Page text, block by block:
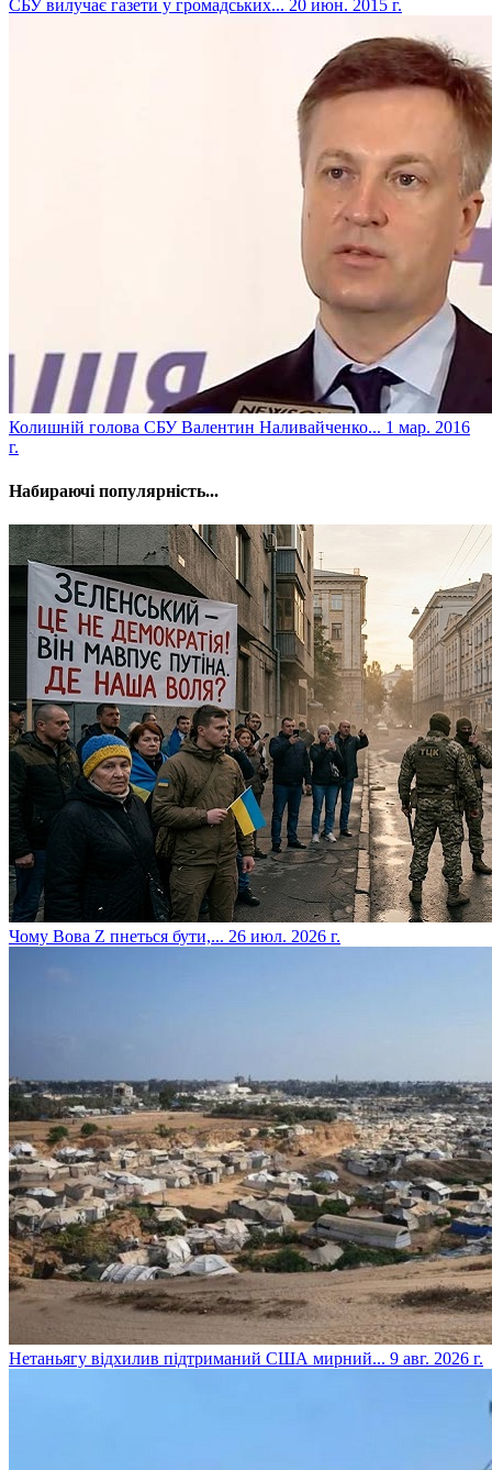
СБУ вилучає газети у громадських... 20 июн. 2015 г.
Колишній голова СБУ Валентин Наливайченко... 1 мар. 2016
г.
Набираючі популярність...
​Чому Вова Z пнеться бути,... 26 июл. 2026 г.
​Нетаньягу відхилив підтриманий США мирний... 9 авг. 2026 г.